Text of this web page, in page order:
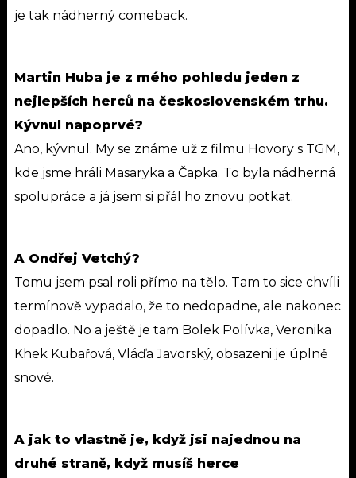
je tak nádherný comeback.
Martin Huba je z mého pohledu jeden z
nejlepších herců na československém trhu.
Kývnul napoprvé?
Ano, kývnul. My se známe už z filmu Hovory s TGM,
kde jsme hráli Masaryka a Čapka. To byla nádherná
spolupráce a já jsem si přál ho znovu potkat.
A Ondřej Vetchý?
Tomu jsem psal roli přímo na tělo. Tam to sice chvíli
termínově vypadalo, že to nedopadne, ale nakonec
dopadlo. No a ještě je tam Bolek Polívka, Veronika
Khek Kubařová, Vláďa Javorský, obsazeni je úplně
snové.
A jak to vlastně je, když jsi najednou na
druhé straně, když musíš herce